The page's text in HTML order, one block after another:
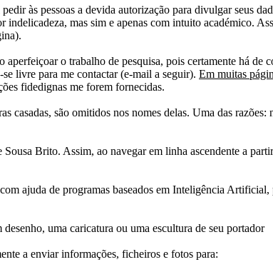
às pessoas a devida autorização para divulgar seus
mas sim e apenas com intuito académico.
aperfeiçoar o trabalho de pesquisa, pois certamente há de
livre para me contactar (e-mail a seguir). Em muitas
fidedignas me forem fornecidas.
casadas, são omitidos nos nomes delas. Uma das
Brito. Assim, ao navegar em linha ascendente a
ajuda de programas baseados em Inteligência
uma caricatura ou uma escultura de seu portador
a enviar informações, ficheiros e fotos para: